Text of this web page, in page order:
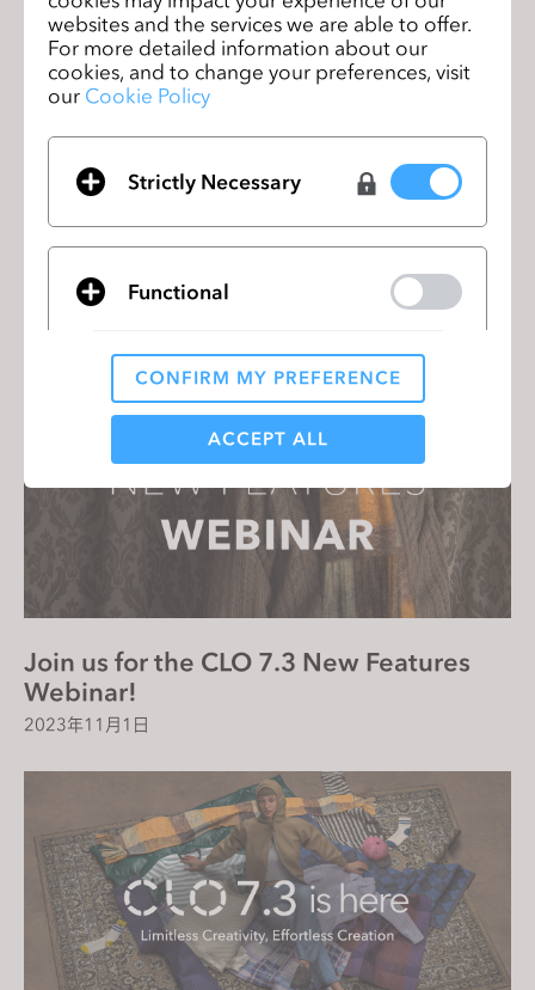
Marvelous Designerが2024年アカデミー
賞を受賞
2024年1月13日
Join us for the CLO 7.3 New Features
Webinar!
2023年11月1日
websites and the services we are able to offer.
For more detailed information about our
cookies, and to change your preferences, visit
our Cookie Policy
Strictly Necessary
Functional
Analytical / Performance
If you reject all, some features might not function
CONFIRM MY PREFERENCE
ACCEPT ALL